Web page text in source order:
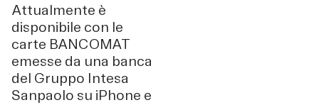
Attualmente è
disponibile con le
carte BANCOMAT
emesse da una banca
del Gruppo Intesa
Sanpaolo su iPhone e